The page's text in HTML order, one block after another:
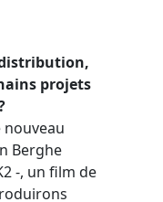
projets
nouveau
Berghe
-, un film de